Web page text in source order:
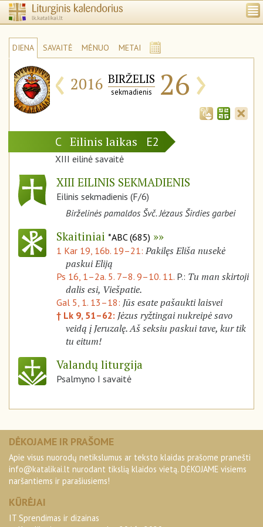
DIENA SAVAITĖ MĖNUO METAI
‹ 2016 BIRŽELIS
sekmadienis 26 ›
C Eilinis laikas E2
XIII eilinė savaitė
XIII EILINIS SEKMADIENIS
Eilinis sekmadienis (F/6)
Birželinės pamaldos Švč. Jėzaus Širdies garbei
Skaitiniai *ABC (685)
1 Kar 19, 16b. 19–21:Pakilęs Eliša nusekė
paskui Eliją
Ps 16, 1–2a. 5. 7–8. 9–10. 11. P.: Tu man skirtoji
dalis esi, Viešpatie.
Gal 5, 1. 13–18: Jūs esate pašaukti laisvei
† Lk 9, 51–62: Jėzus ryžtingai nukreipė savo
veidą į Jeruzalę. Aš seksiu paskui tave, kur tik
tu eitum!
Valandų liturgija
Psalmyno I savaitė
DĖKOJAME IR PRAŠOME
Apie visus nuorodų netikslumus ar teksto klaidas prašome pranešti
info@katalikai.lt nurodant tikslią klaidos vietą. DĖKOJAME visiems
naršantiems ir parašiusiems!
KŪRĖJAI
IT Sprendimas ir dizainas